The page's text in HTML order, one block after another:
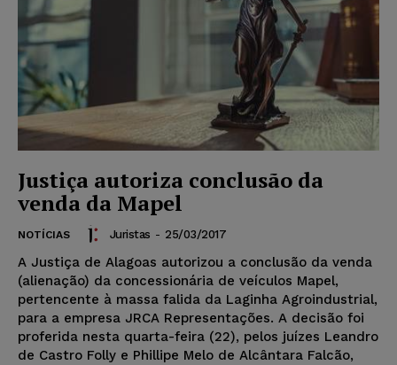
Justiça autoriza conclusão da
venda da Mapel
NOTÍCIAS Juristas - 25/03/2017
A Justiça de Alagoas autorizou a conclusão da venda
(alienação) da concessionária de veículos Mapel,
pertencente à massa falida da Laginha Agroindustrial,
para a empresa JRCA Representações. A decisão foi
proferida nesta quarta-feira (22), pelos juízes Leandro
de Castro Folly e Phillipe Melo de Alcântara Falcão,